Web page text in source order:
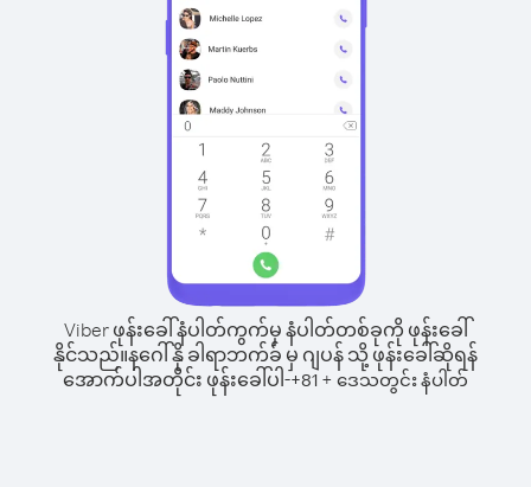
Viber ဖုန်းခေါ်နံပါတ်ကွက်မှ နံပါတ်တစ်ခုကို ဖုန်းခေါ်
နိုင်သည်။နဂေါ်နို ခါရာဘက်ခ် မှ ဂျပန် သို့ ဖုန်းခေါ်ဆိုရန်
အောက်ပါအတိုင်း ဖုန်းခေါ်ပါ-+81 + ဒေသတွင်း နံပါတ်